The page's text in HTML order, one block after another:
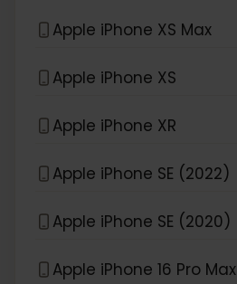
Apple iPhone XS Max
Apple iPhone XS
Apple iPhone XR
Apple iPhone SE (2022)
Apple iPhone SE (2020)
Apple iPhone 16 Pro Max